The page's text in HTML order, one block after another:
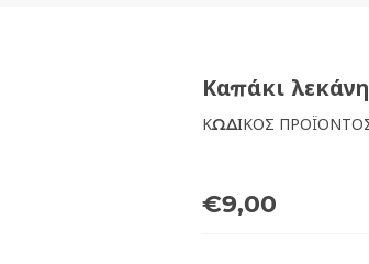
Καπάκι
ΚΩΔΙΚΟΣ
€9,00